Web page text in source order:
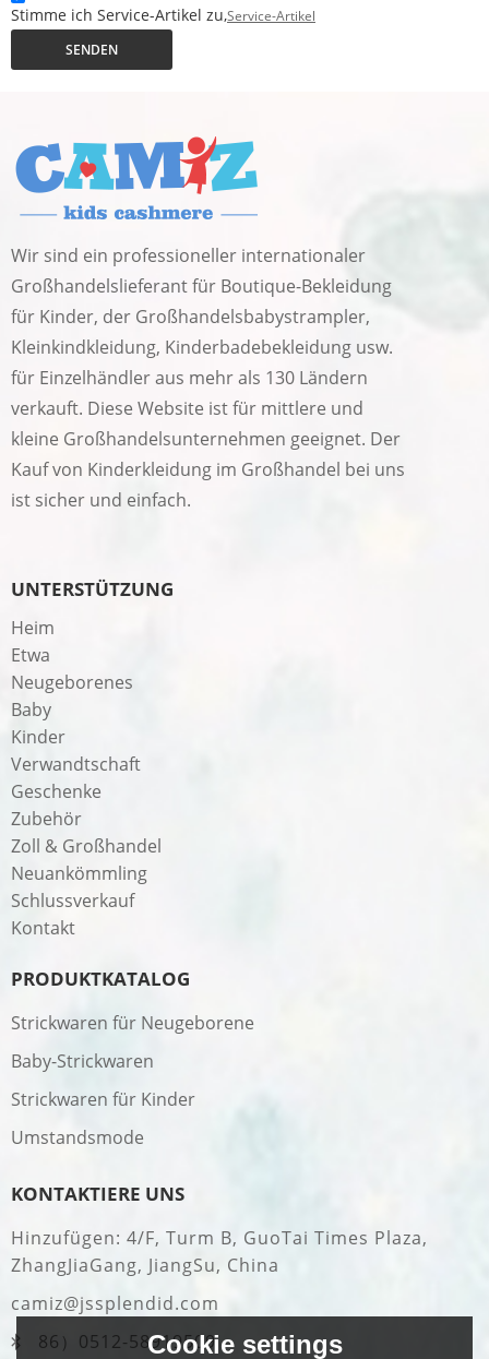
Stimme ich Service-Artikel zu,Service-Artikel
SENDEN
Wir sind ein professioneller internationaler
Großhandelslieferant für Boutique-Bekleidung
für Kinder, der Großhandelsbabystrampler,
Kleinkindkleidung, Kinderbadebekleidung usw.
für Einzelhändler aus mehr als 130 Ländern
verkauft. Diese Website ist für mittlere und
kleine Großhandelsunternehmen geeignet. Der
Kauf von Kinderkleidung im Großhandel bei uns
ist sicher und einfach.
UNTERSTÜTZUNG
Heim
Etwa
Neugeborenes
Baby
Kinder
Verwandtschaft
Geschenke
Zubehör
Zoll & Großhandel
Neuankömmling
Schlussverkauf
Kontakt
PRODUKTKATALOG
Strickwaren für Neugeborene
Baby-Strickwaren
Strickwaren für Kinder
Umstandsmode
KONTAKTIERE UNS
Hinzufügen: 4/F, Turm B, GuoTai Times Plaza,
ZhangJiaGang, JiangSu, China
camiz@jssplendid.com
86）0512-58919509Cookie settings